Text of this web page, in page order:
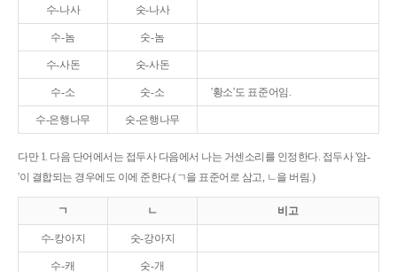
수-나사 숫-나사
수-놈 숫-놈
수-사돈 숫-사돈
수-소 숫-소 '황소'도 표준어임.
수-은행나무 숫-은행나무
다만 1. 다음 단어에서는 접두사 다음에서 나는 거센소리를 인정한다. 접두사 '암-
'이 결합되는 경우에도 이에 준한다.(ㄱ을 표준어로 삼고, ㄴ을 버림.)
ㄱ ㄴ 비고
수-캉아지 숫-강아지
수-캐 숫-개